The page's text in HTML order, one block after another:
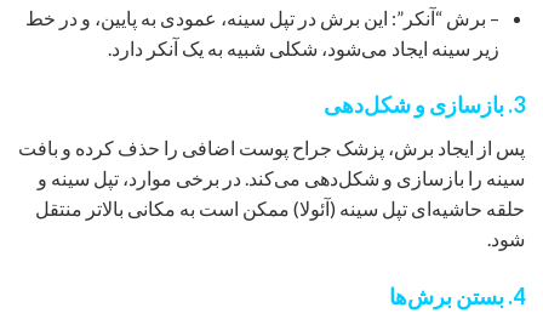
– برش “آنکر”: این برش در تپل سینه، عمودی به پایین، و در خط
زیر سینه ایجاد می‌شود، شکلی شبیه به یک آنکر دارد.
3. بازسازی و شکل‌دهی
پس از ایجاد برش، پزشک جراح پوست اضافی را حذف کرده و بافت
سینه را بازسازی و شکل‌دهی می‌کند. در برخی موارد، تپل سینه و
حلقه حاشیه‌ای تپل سینه (آئولا) ممکن است به مکانی بالاتر منتقل
شود.
4. بستن برش‌ها